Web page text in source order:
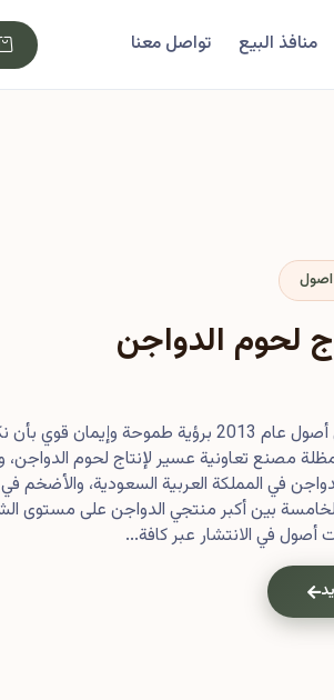
منافذ البيع تواصل معنا
اصول
لحوم الدواجن
بدأت رحلتنا في أصول عام 2013 برؤية طموحة
مظلة مصنع تعاونية عسير لإنتاج لحوم
في المملكة العربية السعودية، والأضخم في
الخامسة بين أكبر منتجي الدواجن على
أصول في الانتشار عبر كافة...